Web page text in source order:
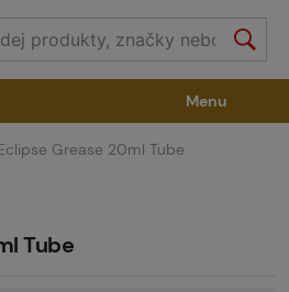
zbraním Výstroj
/ CO2
Menu
Grease 20ml Tube
Tube